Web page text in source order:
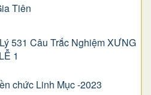
Tiên
531 Câu Trắc Nghiệm XƯNG
1
chức Linh Mục -2023